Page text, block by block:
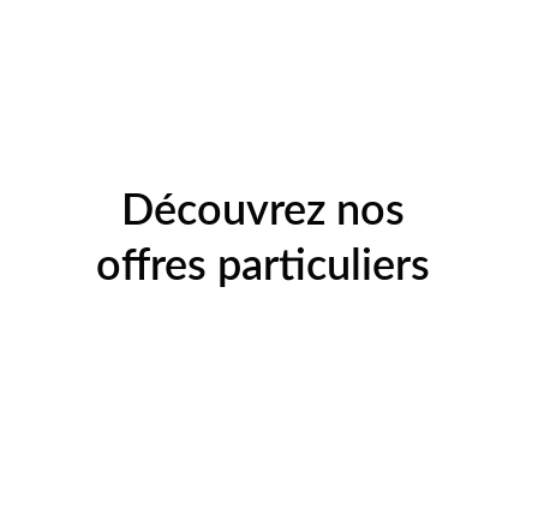
Découvrez nos
offres particuliers